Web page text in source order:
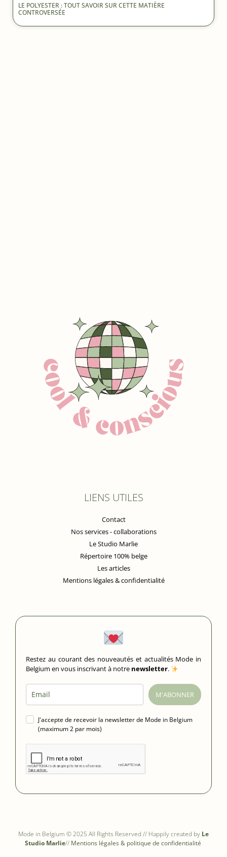
LE POLYESTER : TOUT SAVOIR SUR CETTE MATIÈRE
CONTROVERSÉE
LIENS UTILES
Contact
Nos services - collaborations
Le Studio Marlie
Répertoire 100% belge
Les articles
Mentions légales & confidentialité
Restez au courant des nouveautés et actualités Mode in
Belgium en vous inscrivant à notre newsletter.
M'ABONNER
J'accepte de recevoir la newsletter de Mode in Belgium
(maximum 2 par mois)
Mode in Belgium © 2025 All Rights Reserved // Happily created by Le
Studio Marlie// Mentions légales & politique de confidentialité